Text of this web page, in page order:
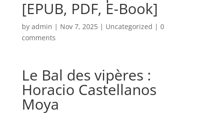
[EPUB, PDF, E-Book]
by admin | Nov 7, 2025| Uncategorized | 0
comments
Le Bal des vipères :
Horacio Castellanos
Moya